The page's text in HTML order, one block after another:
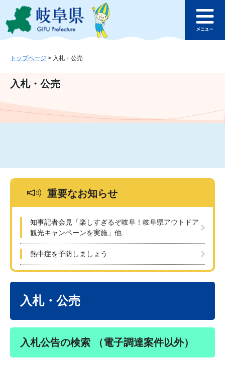
ジ
ュ
文
このページの本文へ
ュ
トップページ > 入札・公売
入札・公売
重要なお知らせ
知事記者会見「楽しすぎるぞ岐阜！岐阜県アウトドア
観光キャンペーンを実施」他
熱中症を予防しましょう
入札・公売
入札公告の検索 （電子調達案件以外）